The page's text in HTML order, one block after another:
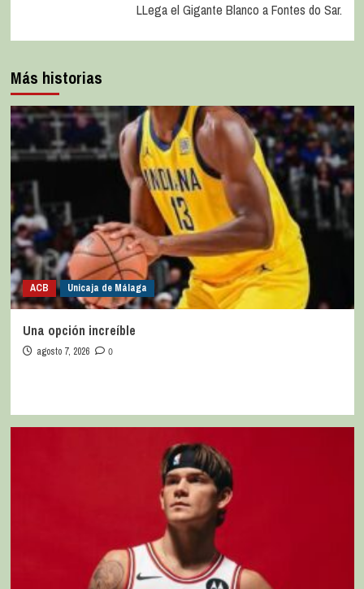
LLega el Gigante Blanco a Fontes do Sar.
Más historias
ACB Unicaja de Málaga
Una opción increíble
agosto 7, 2026 0